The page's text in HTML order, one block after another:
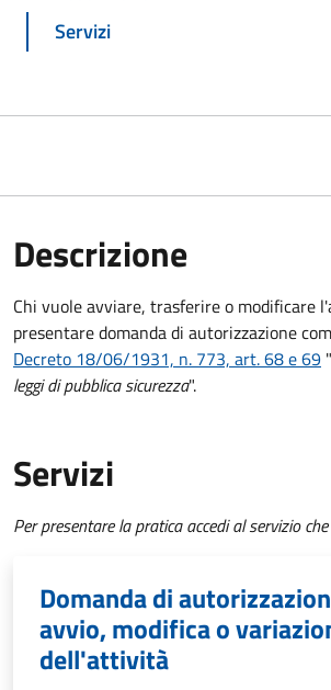
Servizi
Descrizione
Chi vuole avviare, trasferire o modificare
presentare domanda di autorizzazione
Decreto 18/06/1931, n. 773, art. 68 e 69 "
leggi di pubblica sicurezza".
Servizi
Per presentare la pratica accedi al servizio
Domanda di
avvio, modifica o
dell'attività